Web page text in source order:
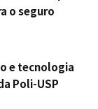
o seguro
e tecnologia
Poli-USP